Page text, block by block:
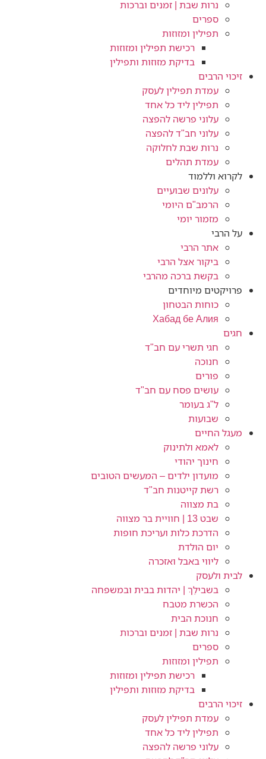
נרות שבת | זמנים וברכות
ספרים
תפילין ומזוזות
רכישת תפילין ומזוזות
בדיקת מזוזות ותפילין
זיכוי הרבים
עמדת תפילין לעסק
תפילין ליד כל אחד
עלוני פרשה להפצה
עלוני חב"ד להפצה
נרות שבת לחלוקה
עמדת תהלים
לקרוא וללמוד
עלונים שבועיים
הרמב"ם היומי
מזמור יומי
על הרבי
אתר הרבי
ביקור אצל הרבי
בקשת ברכה מהרבי
פרויקטים מיוחדים
כוחות הבטחון
Хабад бе Алия
חגים
חגי תשרי עם חב"ד
חנוכה
פורים
עושים פסח עם חב"ד
ל"ג בעומר
שבועות
מעגל החיים
לאמא ולתינוק
חינוך יהודי
מועדון ילדים – המעשים הטובים
רשת קייטנות חב"ד
בת מצווה
שבט 13 | חוויית בר מצווה
הדרכת כלות ועריכת חופות​
יום הולדת
ליווי באבל ואזכרה
לבית ולעסק
בשבילֵךְ | יהדות בבית ובמשפחה
הכשרת מטבח
חנוכת הבית
נרות שבת | זמנים וברכות
ספרים
תפילין ומזוזות
רכישת תפילין ומזוזות
בדיקת מזוזות ותפילין
זיכוי הרבים
עמדת תפילין לעסק
תפילין ליד כל אחד
עלוני פרשה להפצה